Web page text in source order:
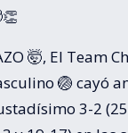
🤯, El Team
🏐 cayó
3-2